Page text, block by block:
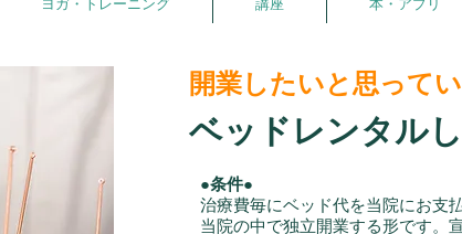
ヨガ・トレーニング 講座 本・アプリ
開業したいと思って
ベッドレンタルし
●条件●
治療費毎にベッド代を当院にお支
当院の中で独立開業する形です。